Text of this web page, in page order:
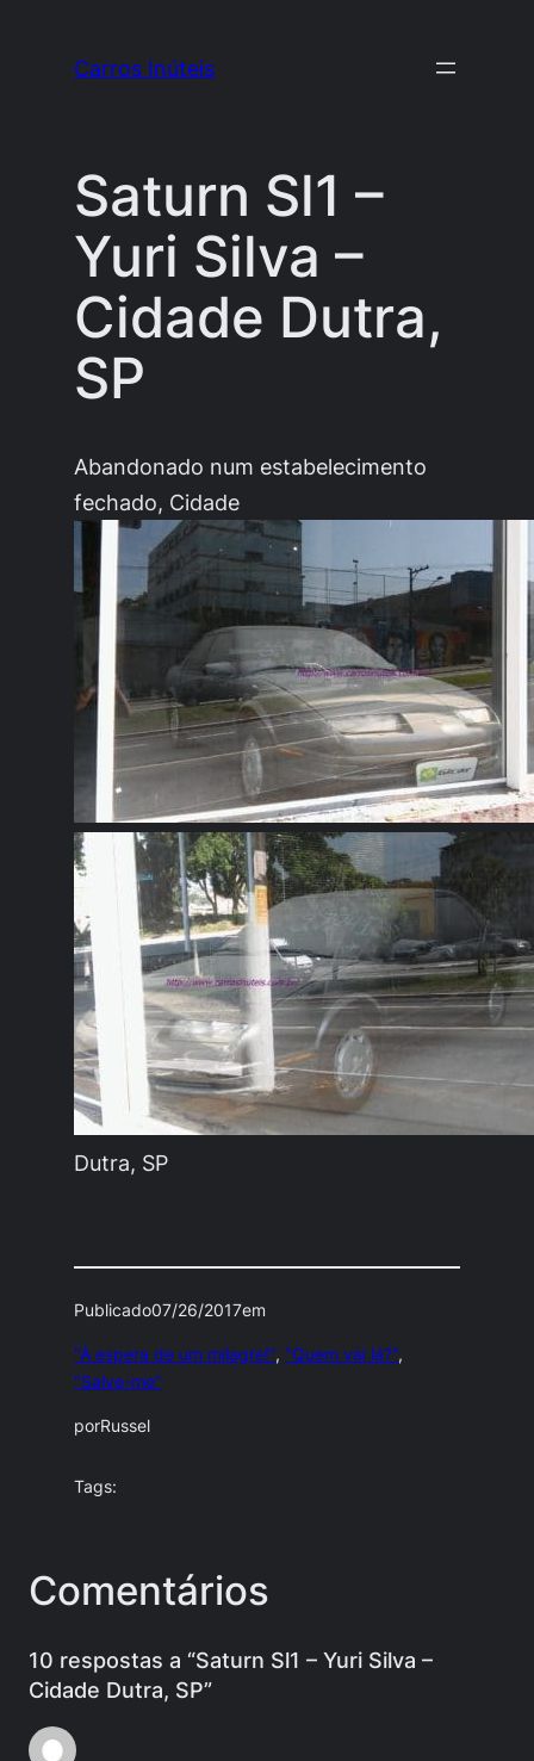
Carros Inúteis
Saturn Sl1 –
Yuri Silva –
Cidade Dutra,
SP
Abandonado num estabelecimento
fechado, Cidade
Dutra, SP
Publicado07/26/2017em
"À espera de um milagre!", "Quem vai lá?"
"Salve-me"
porRussel
Tags:
Comentários
10 respostas a “Saturn Sl1 – Yuri Silva –
Cidade Dutra, SP”